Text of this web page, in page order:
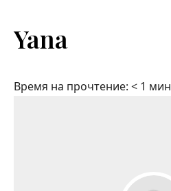
Yana
Время на прочтение: < 1